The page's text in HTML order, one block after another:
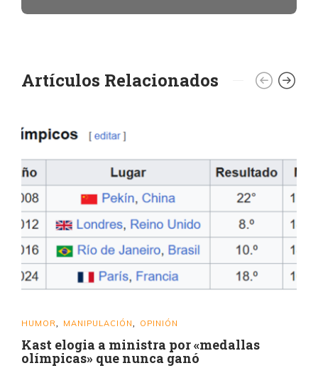
Artículos Relacionados
HUMOR MANIPULACIÓN OPINIÓN
Kast elogia a ministra por «medallas
olímpicas» que nunca ganó